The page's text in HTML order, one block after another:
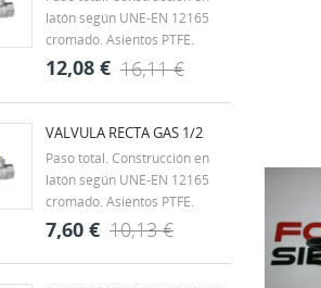
acero con recubrimiento
DACROMET,...
latón según UNE-EN 12165
cromado. Asientos PTFE.
Clase MOP 5 (0 a 5 bar).
Juntas de NBR. Extremos
roscados según ISO 7/1 H-H.
Rango de temperatura -20ºC a
DACROMET,...
12,08 € 16,11 €
VALVULA RECTA GAS 1/2
Paso total. Construcción en
latón según UNE-EN 12165
cromado. Asientos PTFE.
Clase MOP 5 (0 a 5 bar).
Juntas de NBR. Extremos
roscados según ISO 7/1 H-H.
7,60 € 10,13 €